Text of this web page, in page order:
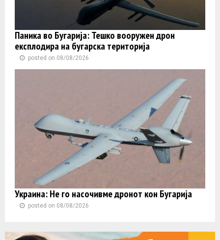
Паника во Бугарија: Тешко вооружен дрон
експлодира на бугарска територија
posted on 08/08/2026
Украина: Не го насочивме дронот кон Бугарија
posted on 08/08/2026